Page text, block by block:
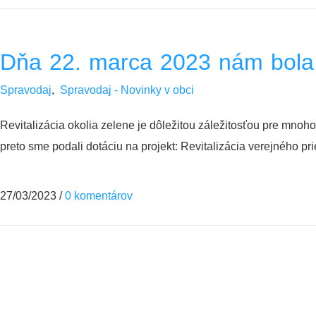
Dňa 22. marca 2023 nám
Spravodaj, Spravodaj - Novinky v obci
Revitalizácia okolia zelene je dôležitou záležitosťou pre
preto sme podali dotáciu na projekt: Revitalizácia verejného
27/03/2023 / 0 komentárov